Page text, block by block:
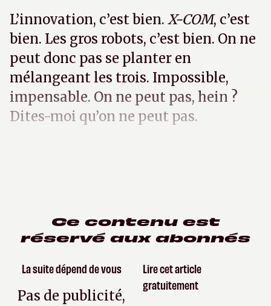
L’innovation, c’est bien. X-COM, c’est
bien. Les gros robots, c’est bien. On ne
peut donc pas se planter en
mélangeant les trois. Impossible,
impensable. On ne peut pas, hein ?
Dites-moi qu’on ne peut pas.
Ce contenu est
réservé aux abonnés
La suite dépend de vous
Pas de publicité,
Lire cet article
gratuitement